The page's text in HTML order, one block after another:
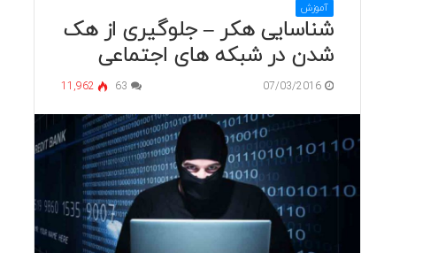
آموزش
شناسایی هکر – جلوگیری از هک
شدن در شبکه های اجتماعی
07/03/2016
63
11,962